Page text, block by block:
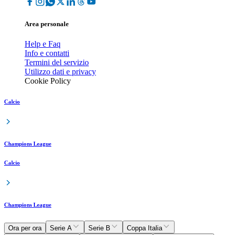
Area personale
Help e Faq
Info e contatti
Termini del servizio
Utilizzo dati e privacy
Cookie Policy
Calcio
Champions League
Calcio
Champions League
Ora per ora Serie A Serie B
Coppa Italia